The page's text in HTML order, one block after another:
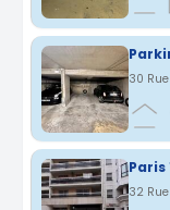
30 Rue
32 Rue